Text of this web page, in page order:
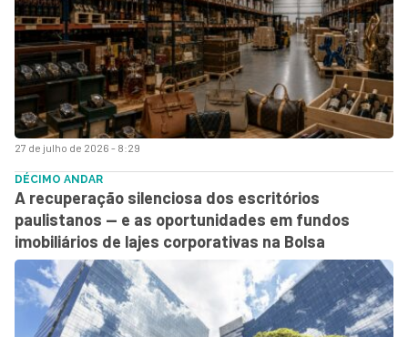
27 de julho de 2026 - 8:29
DÉCIMO ANDAR
A recuperação silenciosa dos escritórios
paulistanos — e as oportunidades em fundos
imobiliários de lajes corporativas na Bolsa